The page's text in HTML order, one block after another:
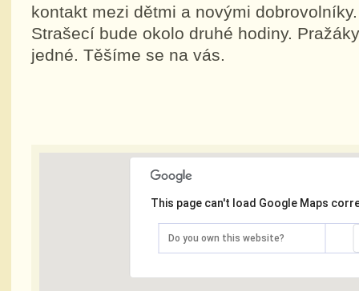
kontakt mezi dětmi a novými
Strašecí bude okolo druhé hodiny.
jedné. Těšíme se na vás.
This page can't load Google Maps
Do you own this website?